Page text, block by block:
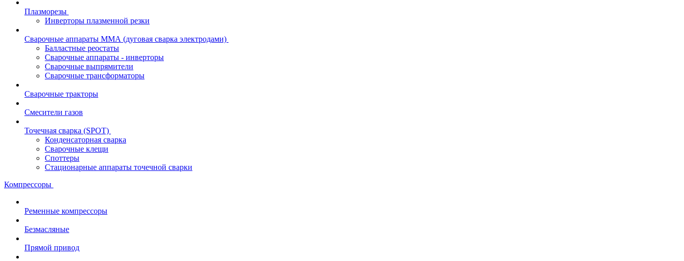
Плазморезы
Инверторы плазменной резки
Сварочные аппараты ММА (дуговая сварка электродами)
Балластные реостаты
Сварочные аппараты - инверторы
Сварочные выпрямители
Сварочные трансформаторы
Сварочные тракторы
Смесители газов
Точечная сварка (SPOT)
Конденсаторная сварка
Сварочные клещи
Споттеры
Стационарные аппараты точечной сварки
Компрессоры
Ременные компрессоры
Безмасляные
Прямой привод